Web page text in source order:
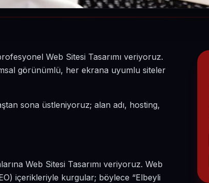
Web Sitesi Tasarımı veriyoruz.
görünümlü, her ekrana uyumlu siteler
sona üstleniyoruz; alan adı, hosting,
Web Sitesi Tasarımı veriyoruz. Web
içerikleriyle kurgular; böylece “Elbeyli